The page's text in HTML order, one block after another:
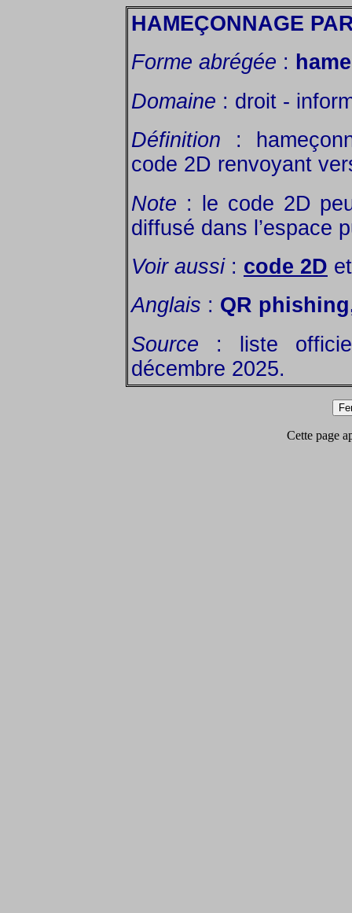
HAMEÇONNAGE
Forme abrégée :
Domaine : droit -
Définition :
code 2D renvoyant
Note : le code 2D
diffusé dans l’espace
Voir aussi: code 2D
Anglais : QR
Source : liste
décembre 2025.
Cette page